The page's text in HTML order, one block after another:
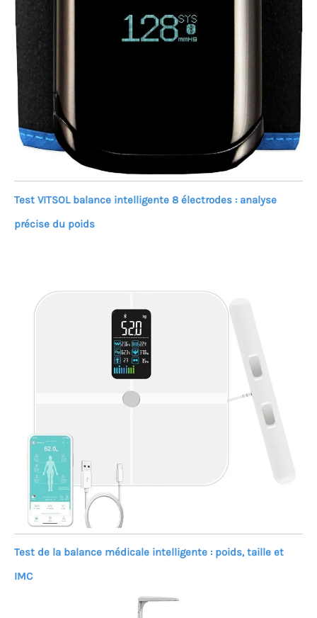
Test VITSOL balance intelligente 8 électrodes : analyse
précise du poids
Test de la balance médicale intelligente : poids, taille et
IMC